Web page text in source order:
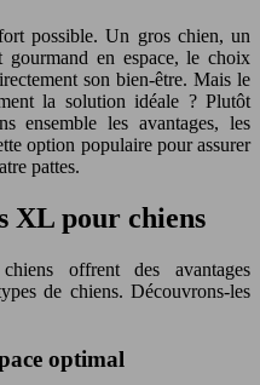
possible. Un gros chien, un
en espace, le choix
son bien-être. Mais le
la solution idéale ? Plutôt
ensemble les avantages, les
option populaire pour assurer
pattes.
XL pour chiens
offrent des avantages
de chiens. Découvrons-les
optimal